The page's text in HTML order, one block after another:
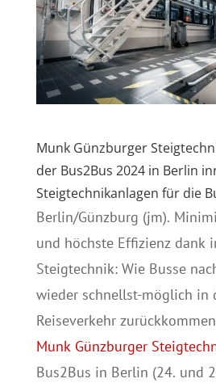
Munk Günzburger
der Bus2Bus 2024 in Berlin
Steigtechnikanlagen für die
Berlin/Günzburg (jm).
und höchste Effizienz dank
Steigtechnik: Wie Busse
wieder schnellst-möglich in
Reiseverkehr
Munk Günzburger
Bus2Bus in Berlin (24. und